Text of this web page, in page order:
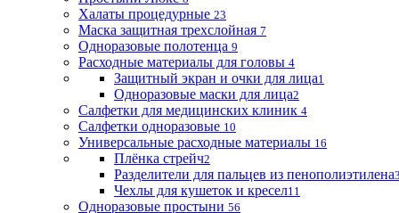
Халаты процедурные 23
Маска защитная трехслойная 7
Одноразовые полотенца 9
Расходные материалы для головы 4
Защитный экран и очки для лица1
Одноразовые маски для лица2
Салфетки для медицинских клиник 4
Салфетки одноразовые 10
Универсальные расходные материалы 16
Плёнка стрейч2
Разделители для пальцев из пенополиэтилена3
Чехлы для кушеток и кресел11
Одноразовые простыни 56